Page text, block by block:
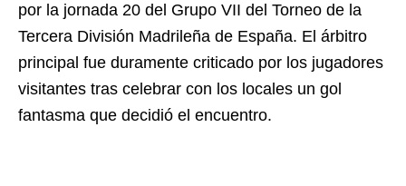
por la jornada 20 del Grupo VII del Torneo de la
Tercera División Madrileña de España. El árbitro
principal fue duramente criticado por los jugadores
visitantes tras celebrar con los locales un gol
fantasma que decidió el encuentro.